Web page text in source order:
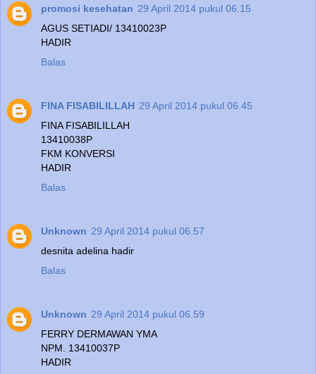
promosi kesehatan 29 April 2014 pukul 06.15
AGUS SETIADI/ 13410023P
HADIR
Balas
FINA FISABILILLAH 29 April 2014 pukul 06.45
FINA FISABILILLAH
13410038P
FKM KONVERSI
HADIR
Balas
Unknown 29 April 2014 pukul 06.57
desnita adelina hadir
Balas
Unknown 29 April 2014 pukul 06.59
FERRY DERMAWAN YMA
NPM. 13410037P
HADIR